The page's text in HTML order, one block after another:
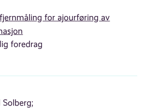
for ajourføring av
foredrag
Solberg;